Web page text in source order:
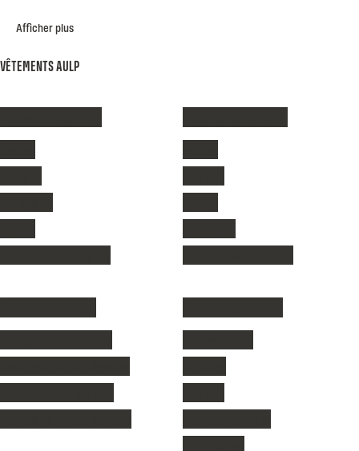
Afficher plus
VÊTEMENTS AULP